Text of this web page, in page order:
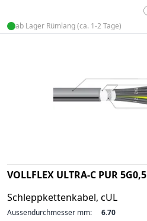
ab Lager Rümlang (ca. 1-2 Tage)
VOLLFLEX ULTRA-C PUR 5G0,5
Schleppkettenkabel, cUL
Aussendurchmesser mm:
6.70